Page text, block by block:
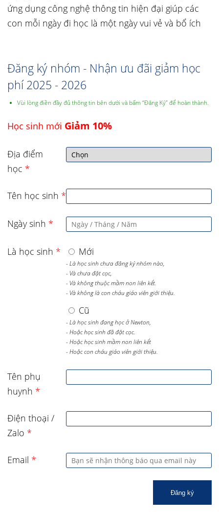
ứng dụng công nghệ thông tin hiện đại giúp các
con mỗi ngày đi học là một ngày vui vẻ và bổ ích
Đăng ký nhóm - Nhận ưu đãi giảm học
phí 2025 - 2026
Vùi lòng điền đầy đủ thông tin bên dưới và bấm “Đăng Ký” để hoàn thành.
Học sinh mới Giảm 10%
Địa điểm
học *
Tên học sinh *
Ngày sinh *
Là học sinh * Mới
- Là học sinh chưa đăng ký nhóm nào,
- Và chưa đặt cọc,
- Và không thuộc mầm non liên kết.
- Và không là con cháu giáo viên giới thiệu.
Cũ
- Là học sinh đang học ở Newton,
- Hoặc học sinh đã đặt cọc.
- Hoặc học sinh mầm non liên kết
- Hoặc con cháu giáo viên giới thiệu.
Tên phụ
huynh *
Điện thoại /
Zalo *
Email *
Đăng ký